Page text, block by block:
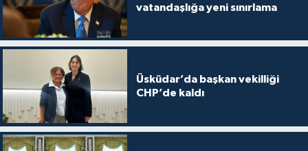
vatandaşlığa yeni sınırlama
Üsküdar’da başkan vekilliği
CHP’de kaldı